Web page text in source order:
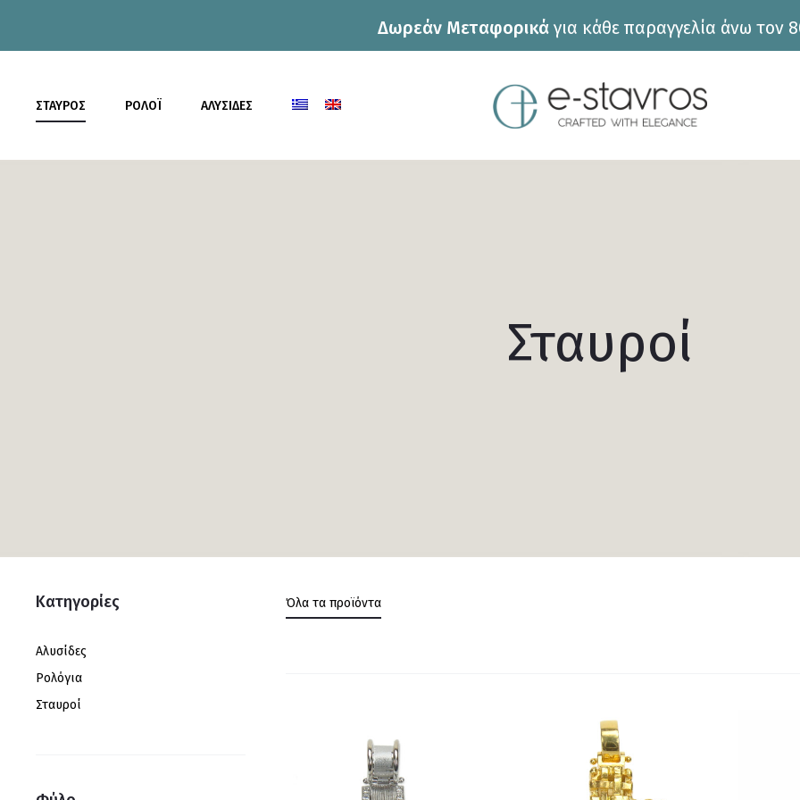
Δωρεάν Μεταφορικά για κάθε παραγγελία άνω τον
ΣΤΑΥΡΟΣ ΡΟΛΟΪ ΑΛΥΣΙΔΕΣ
Σταυροί
Όλα τα προϊόντα
Κατηγορίες
Αλυσίδες
Ρολόγια
Σταυροί